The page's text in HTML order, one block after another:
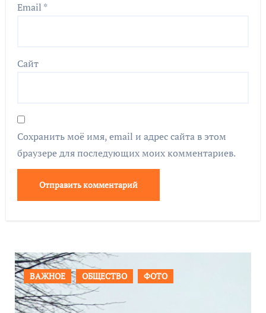
Email *
Сайт
Сохранить моё имя, email и адрес сайта в этом
браузере для последующих моих комментариев.
ПРОИСШЕСТВИЯ ФОТО